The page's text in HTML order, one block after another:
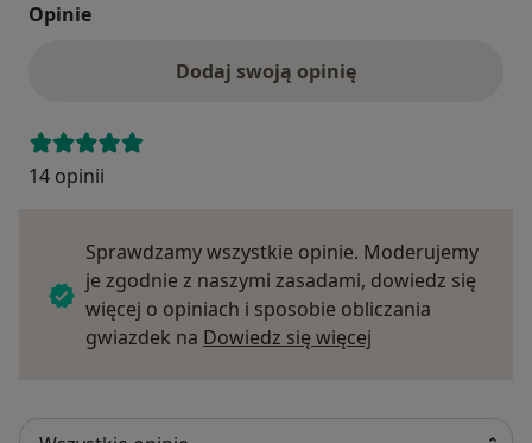
Opinie
Dodaj swoją opinię
14 opinii
Sprawdzamy wszystkie opinie. Moderujemy
je zgodnie z naszymi zasadami, dowiedz się
więcej o opiniach i sposobie obliczania
gwiazdek na Dowiedz się więcej